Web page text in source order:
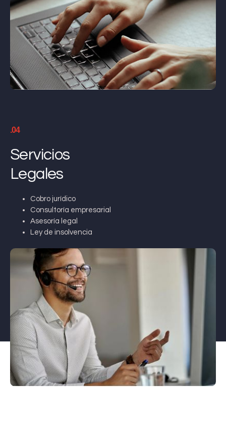
.04
Servicios
Legales
Cobro jurídico
Consultoría empresarial
Asesoría legal
Ley de insolvencia